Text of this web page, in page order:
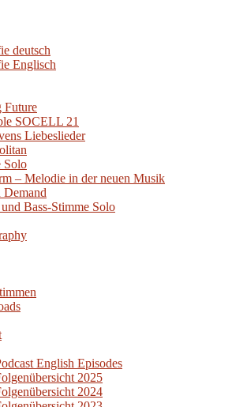
deutsch
Englisch
Future
SOCELL 21
Liebeslieder
Solo
– Melodie in der neuen Musik
Demand
Bass-Stimme Solo
English Episodes
2025
2024